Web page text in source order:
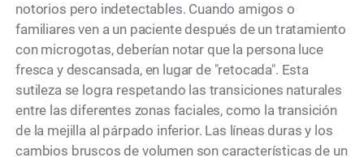
notorios pero indetectables. Cuando amigos o
familiares ven a un paciente después de un tratamiento
con microgotas, deberían notar que la persona luce
fresca y descansada, en lugar de "retocada". Esta
sutileza se logra respetando las transiciones naturales
entre las diferentes zonas faciales, como la transición
de la mejilla al párpado inferior. Las líneas duras y los
cambios bruscos de volumen son características de un